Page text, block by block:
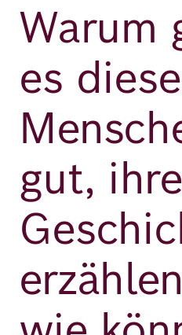
Warum
es
gut, ihre